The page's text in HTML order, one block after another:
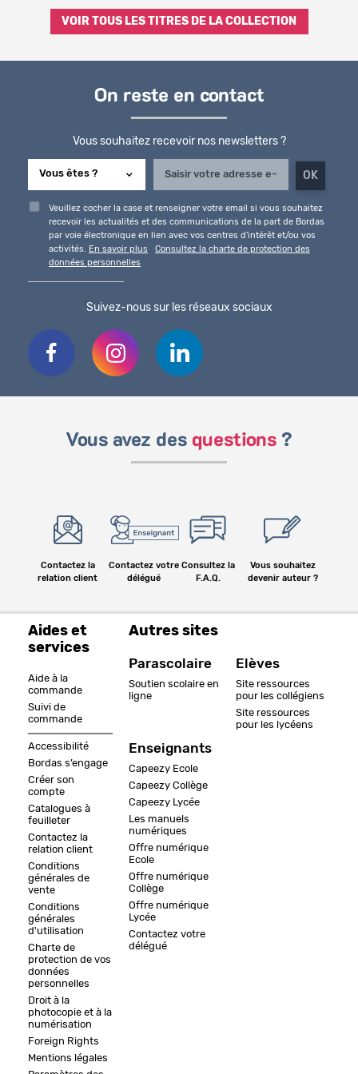
VOIR TOUS LES TITRES DE LA COLLECTION
On reste en contact
Vous souhaitez recevoir nos newsletters ?
Veuillez cocher la case et renseigner votre email si vous souhaitez
recevoir les actualités et des communications de la part de Bordas
par voie électronique en lien avec vos centres d'intérêt et/ou vos
activités.
En savoir plus
Consultez la charte de protection des
données personnelles
Suivez-nous sur les réseaux sociaux
Vous avez des questions ?
Contactez la
relation client
Contactez votre
délégué
Consultez la
F.A.Q.
Vous souhaitez
devenir auteur ?
Aides et
services
Aide à la
commande
Suivi de
commande
Accessibilité
Bordas s’engage
Créer son
compte
Catalogues à
feuilleter
Contactez la
relation client
Conditions
générales de
vente
Conditions
générales
d'utilisation
Charte de
protection de vos
données
personnelles
Droit à la
photocopie et à la
numérisation
Foreign Rights
Mentions légales
Autres sites
Parascolaire
Soutien scolaire en
ligne
Enseignants
Capeezy Ecole
Capeezy Collège
Capeezy Lycée
Les manuels
numériques
Offre numérique
Ecole
Offre numérique
Collège
Offre numérique
Lycée
Contactez votre
délégué
Elèves
Site ressources
pour les collégiens
Site ressources
pour les lycéens